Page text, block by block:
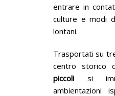
entrare in
culture e modi
lontani.
Trasportati su
centro storico
piccoli si
ambientazioni